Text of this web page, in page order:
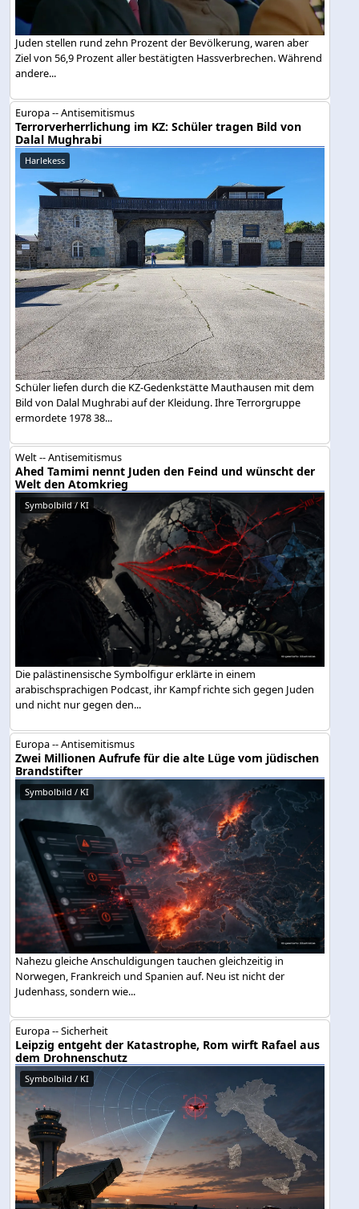
Juden stellen rund zehn Prozent der Bevölkerung, waren aber
Ziel von 56,9 Prozent aller bestätigten Hassverbrechen. Während
andere...
Europa -- Antisemitismus
Terrorverherrlichung im KZ: Schüler tragen Bild von
Dalal Mughrabi
Harlekess
Schüler liefen durch die KZ-Gedenkstätte Mauthausen mit dem
Bild von Dalal Mughrabi auf der Kleidung. Ihre Terrorgruppe
ermordete 1978 38...
Welt -- Antisemitismus
Ahed Tamimi nennt Juden den Feind und wünscht der
Welt den Atomkrieg
Symbolbild / KI
Die palästinensische Symbolfigur erklärte in einem
arabischsprachigen Podcast, ihr Kampf richte sich gegen Juden
und nicht nur gegen den...
Europa -- Antisemitismus
Zwei Millionen Aufrufe für die alte Lüge vom jüdischen
Brandstifter
Symbolbild / KI
Nahezu gleiche Anschuldigungen tauchen gleichzeitig in
Norwegen, Frankreich und Spanien auf. Neu ist nicht der
Judenhass, sondern wie...
Europa -- Sicherheit
Leipzig entgeht der Katastrophe, Rom wirft Rafael aus
dem Drohnenschutz
Symbolbild / KI